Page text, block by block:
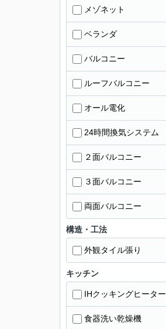
メゾネット
ベランダ
バルコニー
ルーフバルコニー
オール電化
24時間換気システム
２面バルコニー
３面バルコニー
両面バルコニー
構造・工法
外観タイル張り
キッチン
IHクッキングヒーター
食器洗い乾燥機